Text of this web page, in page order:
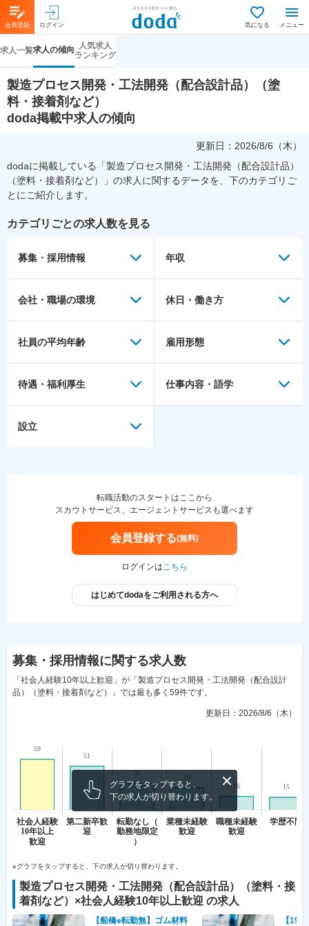
会員登録 ログイン 気になる メニュー
求人一覧求人の傾向 人気求人
ランキング
製造プロセス開発・工法開発（配合設計品）（塗
料・接着剤など）
doda掲載中求人の傾向
更新日： 2026/8/6（木）
dodaに掲載している「製造プロセス開発・工法開発（配合設計品）
（塗料・接着剤など）
」の求人に関するデータを、下のカテゴリご
とにご紹介します。
カテゴリごとの求人数を見る
募集・採用情報 年収
会社・職場の環境 休日・働き方
社員の平均年齢 雇用形態
待遇・福利厚生 仕事内容・語学
設立
転職活動のスタートはここから
スカウトサービス、エージェントサービスも選べます
会員登録する(無料)
ログインはこちら
はじめてdodaをご利用される方へ
募集・採用情報に関する求人数
「社会人経験10年以上歓迎」が「製造プロセス開発・工法開発（配合設計
品）（塗料・接着剤など）」では最も多く59件です。
更新日： 2026/8/6（木）
グラフをタップすると、
下の求人が切り替わります。
※グラフをタップすると、下の求人が切り替わります。
製造プロセス開発・工法開発（配合設計品）（塗料・接
着剤など） ×社会人経験10年以上歓迎 の求人
【船橋※転勤無】ゴム材料
【